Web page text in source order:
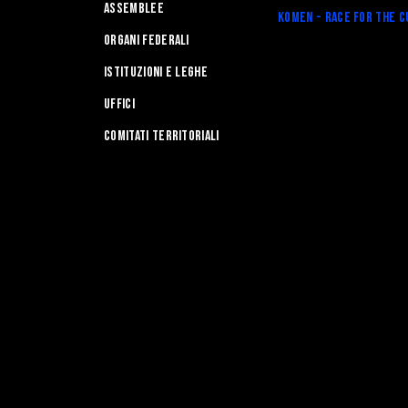
Assemblee
Organi federali
Istituzioni e leghe
Uffici
Comitati Territoriali
Komen - Race for the